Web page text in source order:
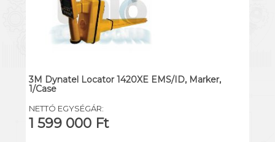
3M Dynatel Locator 1420XE EMS/ID, Marker,
1/Case
NETTÓ EGYSÉGÁR:
1 599 000 Ft